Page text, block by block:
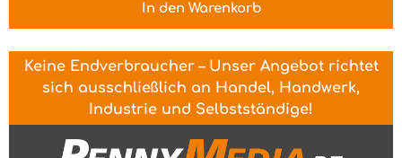
In den Warenkorb
Keine Endverbraucher – Unser Angebot richtet
sich ausschließlich an Handel, Handwerk,
Industrie und Selbstständige!